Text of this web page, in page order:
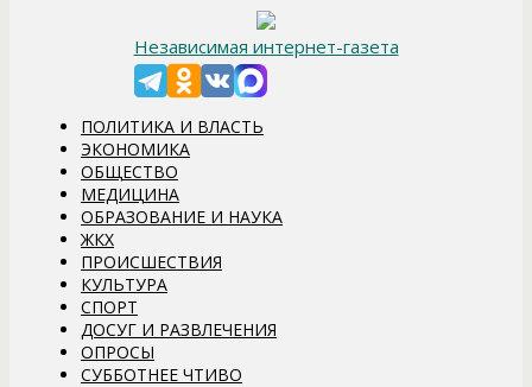
Независимая интернет-газета
ПОЛИТИКА И ВЛАСТЬ
ЭКОНОМИКА
ОБЩЕСТВО
МЕДИЦИНА
ОБРАЗОВАНИЕ И НАУКА
ЖКХ
ПРОИСШЕСТВИЯ
КУЛЬТУРА
СПОРТ
ДОСУГ И РАЗВЛЕЧЕНИЯ
ОПРОСЫ
СУББОТНЕЕ ЧТИВО